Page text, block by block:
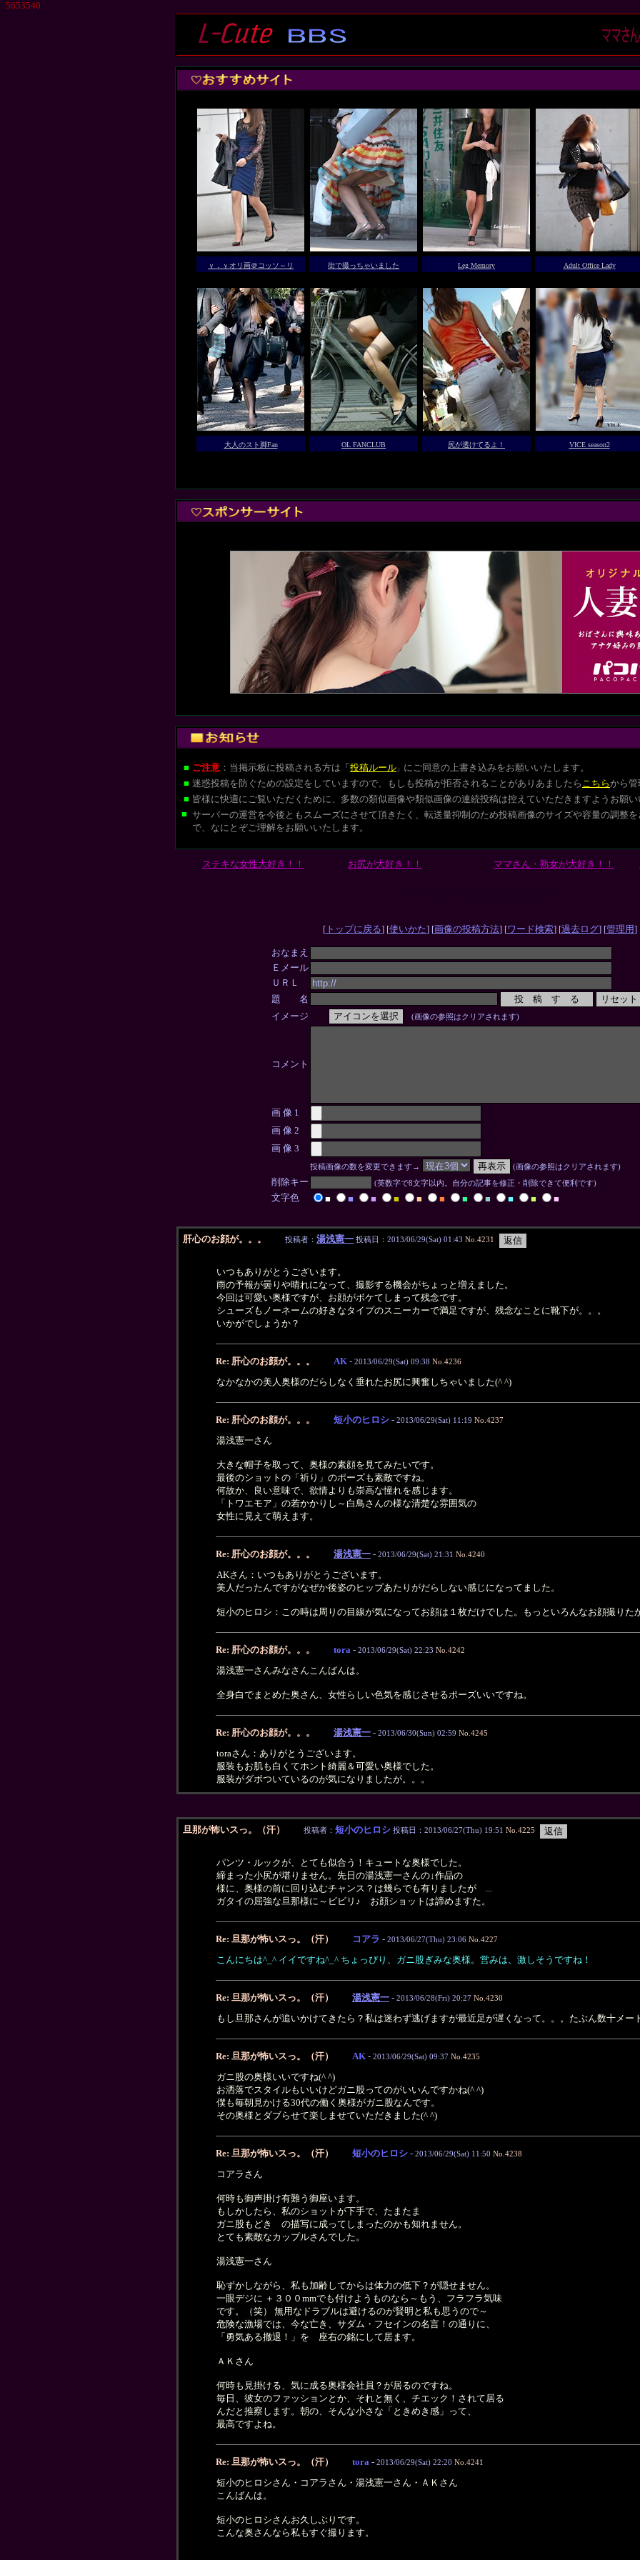
5653540
■ ご注意 ：当掲示板に投稿される方は 「 投稿ルール 」 にご同意の上書き込みをお願いいたします。
■ 迷惑投稿を防ぐための設定をしていますので、もしも投稿が拒否されることがありあましたら こちらから管
■ 皆様に快適にご覧いただくために、多数の類似画像や類似画像の連続投稿は控えていただきますようお願い
■ サーバーの運営を今後ともスムーズにさせて頂きたく、転送量抑制のため投稿画像のサイズや容量の調整
で、なにとぞご理解をお願いいたします。
ステキな女性大好き！！ お尻が大好き！！ ママさん・熟女が大好き！！
[ トップに戻る] [使いかた] [画像の投稿方法] [ワード検索] [過去ログ] [管理用]
おなまえ
Ｅメール
ＵＲＬ
題 名
イメージ
(画像の参照はクリアされます)
コメント
画 像 1
画 像 2
画 像 3
投稿画像の数を変更できます→ (画像の参照はクリアされます)
削除キー (英数字で8文字以内。自分の記事を修正・削除できて便利です)
文字色 ■ ■ ■ ■ ■ ■ ■ ■ ■ ■ ■
肝心のお顔が。。。 投稿者： 湯浅憲一 投稿日：2013/06/29(Sat) 01:43 No.4231
いつもありがとうございます。
雨の予報が曇りや晴れになって、撮影する機会がちょっと増えました。
今回は可愛い奥様ですが、お顔がボケてしまって残念です。
シューズもノーネームの好きなタイプのスニーカーで満足ですが、残念なことに靴下が。。。
いかがでしょうか？
Re: 肝心のお顔が。。。 AK - 2013/06/29(Sat) 09:38 No.4236
なかなかの美人奥様のだらしなく垂れたお尻に興奮しちゃいました(^ ^)
Re: 肝心のお顔が。。。 短小のヒロシ - 2013/06/29(Sat) 11:19 No.4237
湯浅憲一さん
大きな帽子を取って、奥様の素顔を見てみたいです。
最後のショットの「祈り」のポーズも素敵ですね。
何故か、良い意味で、欲情よりも崇高な憧れを感じます。
「トワエモア」の若かかりし～白鳥さんの様な清楚な雰囲気の
女性に見えて萌えます。
Re: 肝心のお顔が。。。 湯浅憲一 - 2013/06/29(Sat) 21:31 No.4240
AKさん：いつもありがとうございます。
美人だったんですがなぜか後姿のヒップあたりがだらしない感じになってました。
短小のヒロシ：この時は周りの目線が気になってお顔は１枚だけでした。もっといろんなお顔撮りた
Re: 肝心のお顔が。。。 tora - 2013/06/29(Sat) 22:23 No.4242
湯浅憲一さんみなさんこんばんは。
全身白でまとめた奥さん、女性らしい色気を感じさせるポーズいいですね。
Re: 肝心のお顔が。。。 湯浅憲一 - 2013/06/30(Sun) 02:59 No.4245
toraさん：ありがとうございます。
服装もお肌も白くてホント綺麗＆可愛い奥様でした。
服装がダボついているのが気になりましたが。。。
旦那が怖いスっ。（汗） 投稿者： 短小のヒロシ 投稿日：2013/06/27(Thu) 19:51 No.4225
パンツ・ルックが、とても似合う！キュートな奥様でした。
締まった小尻が堪りません。先日の湯浅憲一さんの↓作品の
様に、奥様の前に回り込むチャンス？は幾らでも有りましたが ...
ガタイの屈強な旦那様に～ビビリ♪ お顔ショットは諦めますた。
Re: 旦那が怖いスっ。（汗） コアラ - 2013/06/27(Thu) 23:06 No.4227
こんにちは^_^ イイですね^_^ ちょっぴり、ガニ股ぎみな奥様。営みは、激しそうですね！
Re: 旦那が怖いスっ。（汗） 湯浅憲一 - 2013/06/28(Fri) 20:27 No.4230
もし旦那さんが追いかけてきたら？私は迷わず逃げますが最近足が遅くなって。。。たぶん数十メー
Re: 旦那が怖いスっ。（汗） AK - 2013/06/29(Sat) 09:37 No.4235
ガニ股の奥様いいですね(^ ^)
お洒落でスタイルもいいけどガニ股ってのがいいんですかね(^ ^)
僕も毎朝見かける30代の働く奥様がガニ股なんです。
その奥様とダブらせて楽しませていただきました(^ ^)
Re: 旦那が怖いスっ。（汗） 短小のヒロシ - 2013/06/29(Sat) 11:50 No.4238
コアラさん
何時も御声掛け有難う御座います。
もしかしたら、私のショットが下手で、たまたま
ガニ股もどき の描写に成ってしまったのかも知れません。
とても素敵なカップルさんでした。
湯浅憲一さん
恥ずかしながら、私も加齢してからは体力の低下？が隠せません。
一眼デジに ＋３００mmでも付けようものなら～もう、フラフラ気味
です。（笑） 無用なドラブルは避けるのが賢明と私も思うので～
危険な漁場では、今な亡き、サダム・フセインの名言！の通りに、
「勇気ある撤退！」を 座右の銘にして居ます。
ＡＫさん
何時も見掛ける、気に成る奥様会社員？が居るのですね。
毎日、彼女のファッションとか、それと無く、チエック！されて居る
んだと推察します。朝の、そんな小さな「ときめき感」って、
最高ですよね。
Re: 旦那が怖いスっ。（汗） tora - 2013/06/29(Sat) 22:20 No.4241
短小のヒロシさん・コアラさん・湯浅憲一さん・ＡＫさん
こんばんは。
短小のヒロシさんお久しぶりです。
こんな奥さんなら私もすぐ撮ります。